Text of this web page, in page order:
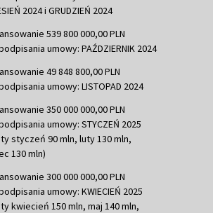
2024 i GRUDZIEŃ 2024
539 800 000,00 PLN
umowy: PAŹDZIERNIK 2024
49 848 800,00 PLN
umowy: LISTOPAD 2024
350 000 000,00 PLN
umowy: STYCZEŃ 2025
styczeń 90 mln, luty 130 mln,
130 mln)
300 000 000,00 PLN
umowy: KWIECIEŃ 2025
kwiecień 150 mln, maj 140 mln,